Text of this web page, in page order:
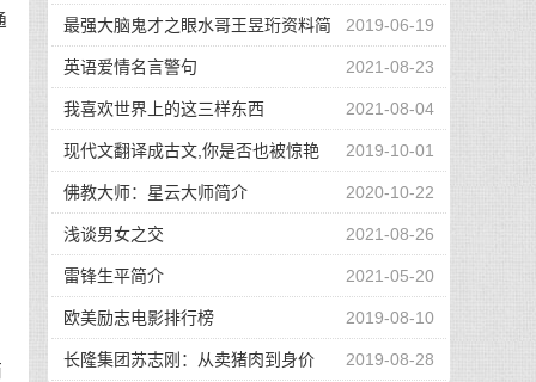
2019-06-19
最强大脑鬼才之眼水哥王昱珩资料简
介 2021-08-23
英语爱情名言警句
2021-08-04
我喜欢世界上的这三样东西
2019-10-01
现代文翻译成古文,你是否也被惊艳
到了 2020-10-22
佛教大师：星云大师简介
2021-08-26
浅谈男女之交
2021-05-20
雷锋生平简介
2019-08-10
欧美励志电影排行榜
2019-08-28
长隆集团苏志刚：从卖猪肉到身价